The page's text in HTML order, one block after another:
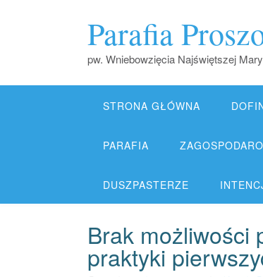
Parafia
pw. Wniebowzięcia Najświętszej
STRONA GŁÓWNA
PARAFIA
DUSZPASTERZE
Brak możliwości
praktyki